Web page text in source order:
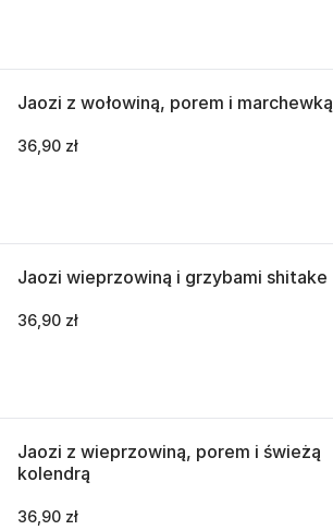
Jaozi z wołowiną, porem i marchewką
36,90 zł
Jaozi wieprzowiną i grzybami shitake
36,90 zł
Jaozi z wieprzowiną, porem i świeżą
kolendrą
36,90 zł